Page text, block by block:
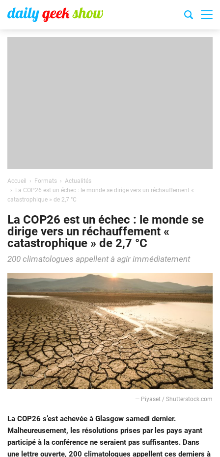
Accueil Formats
Actualités
La COP26 est un échec : le monde se dirige vers un réchauffement «
catastrophique » de 2,7 °C
La COP26 est un échec : le monde se
dirige vers un réchauffement «
catastrophique » de 2,7 °C
200 climatologues appellent à agir immédiatement
― Piyaset / Shutterstock.com
La COP26 s’est achevée à Glasgow samedi dernier.
Malheureusement, les résolutions prises par les pays ayant
participé à la conférence ne seraient pas suffisantes. Dans
une lettre ouverte, 200 climatologues appellent ces derniers à